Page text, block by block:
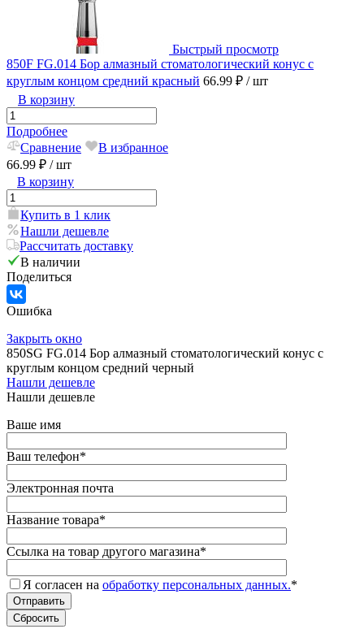
Быстрый просмотр
850F FG.014 Бор алмазный стоматологический конус с
круглым концом средний красный 66.99 ₽ / шт
В корзину
Подробнее
Сравнение
В избранное
66.99 ₽ / шт
В корзину
Купить в 1 клик
Нашли дешевле
Рассчитать доставку
В наличии
Поделиться
Ошибка
Закрыть окно
850SG FG.014 Бор алмазный стоматологический конус с
круглым концом средний черный
Нашли дешевле
Нашли дешевле
Ваше имя
Ваш телефон*
Электронная почта
Название товара*
Ссылка на товар другого магазина*
Я согласен на обработку персональных данных.*